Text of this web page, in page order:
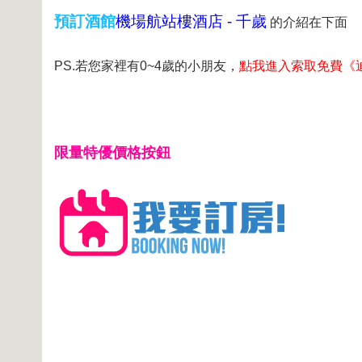
預訂酒館機場航站樓酒店 - 千歲 的介紹在下面
PS.若您家裡有0~4歲的小朋友， 點我進入索取免費《
限量特優價格按鈕